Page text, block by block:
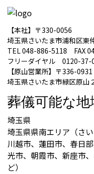
【本社】〒330-0056
埼玉県さいたま市浦和区東
TEL 048-886-5118 FAX
フリーダイヤル 0120-37-
【原山営業所】〒336-0931
埼玉県さいたま市緑区原山
葬儀可能な地
埼玉県
埼玉県県南エリア（さ
川越市、蓮田市、春日
光市、朝霞市、新座市
ど）